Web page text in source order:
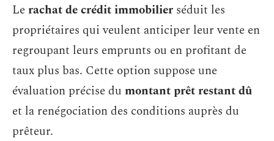
Lerachat de crédit immobilier séduit les
propriétaires qui veulent anticiper leur vente en
regroupant leurs emprunts ou en profitant de
taux plus bas. Cette option suppose une
évaluation précise du montant prêt restant dû
et la renégociation des conditions auprès du
prêteur.